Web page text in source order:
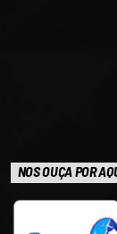
NOS OUÇA POR